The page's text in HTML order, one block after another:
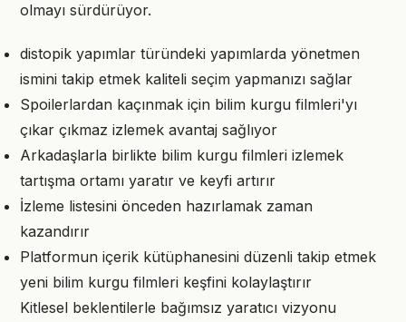
olmayı sürdürüyor.
distopik yapımlar türündeki yapımlarda yönetmen
ismini takip etmek kaliteli seçim yapmanızı sağlar
Spoilerlardan kaçınmak için bilim kurgu filmleri'yı
çıkar çıkmaz izlemek avantaj sağlıyor
Arkadaşlarla birlikte bilim kurgu filmleri izlemek
tartışma ortamı yaratır ve keyfi artırır
İzleme listesini önceden hazırlamak zaman
kazandırır
Platformun içerik kütüphanesini düzenli takip etmek
yeni bilim kurgu filmleri keşfini kolaylaştırır
Kitlesel beklentilerle bağımsız yaratıcı vizyonu